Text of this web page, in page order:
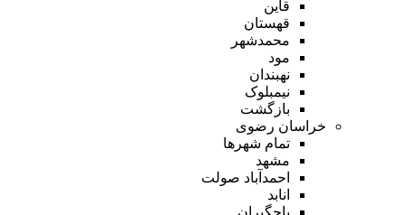
قاین
قهستان
محمدشهر
مود
نهبندان
نیمبلوک
بازگشت
خراسان رضوی
تمام شهر‌ها
مشهد
احمدآباد صولت
انابد
باجگیران